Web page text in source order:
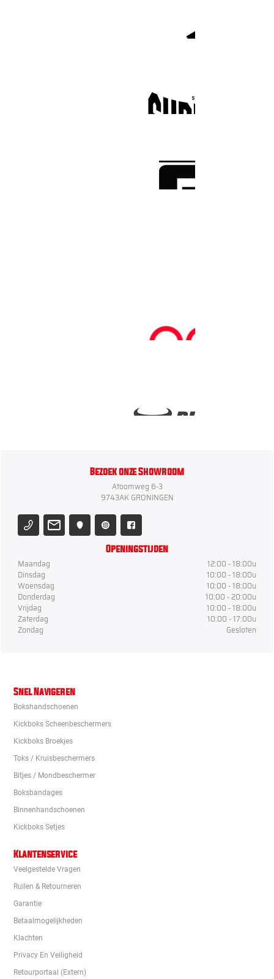
Bezoek onze Showroom
Atoomweg 6-3
9743AK GRONINGEN
Openingstijden
Maandag
12:00 - 18:00u
Dinsdag
10:00 - 18:00u
Woensdag
10:00 - 18:00u
Donderdag
10:00 - 20:00u
Vrijdag
10:00 - 18:00u
Zaterdag
10:00 - 17:00u
Zondag
Gesloten
Snel Navigeren
Bokshandschoenen
Kickboks Scheenbeschermers
Kickboks Broekjes
Toks / Kruisbeschermers
Bitjes / Mondbeschermer
Boksbandages
Binnenhandschoenen
Kickboks Setjes
Klantenservice
Veelgestelde Vragen
Ruilen & Retourneren
Garantie
Betaalmogelijkheden
Klachten
Privacy En Veiligheid
Retourportaal (extern)